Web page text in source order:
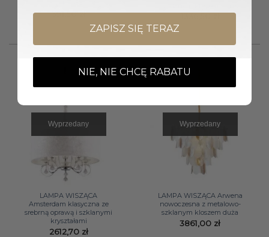
391,50zł
Wyprzedany
LAMPA WISZĄCA
Amsterdam klasyczna ze
srebrną oprawą i szklanymi
kryształami
2612,70 zł
Wyprzedany
LAMPA WISZĄCA Arwena
nowoczesna z metalowo-
szklanym kloszem duża
3861,00 zł
ZAPISZ SIĘ TERAZ
NIE, NIE CHCĘ RABATU